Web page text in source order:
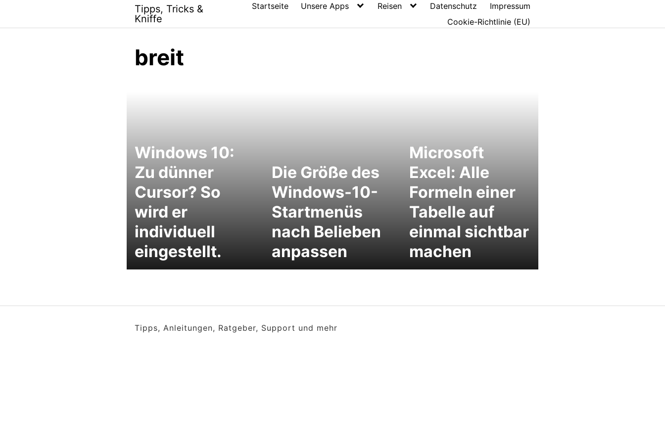
content
Tipps, Tricks &
Kniffe
Startseite Unsere Apps Reisen Datenschutz
Impressum
Cookie-Richtlinie (EU)
breit
Windows 10:
Zu dünner
Cursor? So
wird er
individuell
eingestellt.
Die Größe des
Windows-10-
Startmenüs
nach Belieben
anpassen
Microsoft
Excel: Alle
Formeln einer
Tabelle auf
einmal sichtbar
machen
Tipps, Anleitungen, Ratgeber, Support und mehr